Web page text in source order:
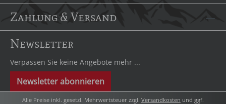
Zahlung & Versand
Newsletter
Verpassen Sie keine Angebote mehr ...
Newsletter abonnieren
Alle Preise inkl. gesetzl. Mehrwertsteuer zzgl. Versandkosten und ggf.